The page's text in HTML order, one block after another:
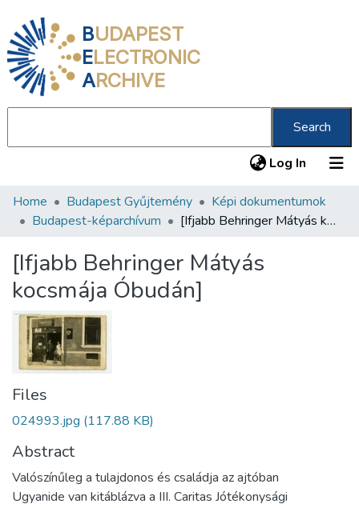
BUDAPEST
ELECTRONIC
ARCHIVE
Search
Log In (current)
Communities & Collections
Statistics
About us
Home Budapest Gyűjtemény
Képi dokumentumok
Budapest-képarchívum
[Ifjabb Behringer Mátyás kocsmája Óbudán]
[Ifjabb Behringer Mátyás
kocsmája Óbudán]
Files
024993.jpg (117.88 KB)
Abstract
Valószínűleg a tulajdonos és családja az ajtóban
Ugyanide van kitáblázva a III. Caritas Jótékonysági